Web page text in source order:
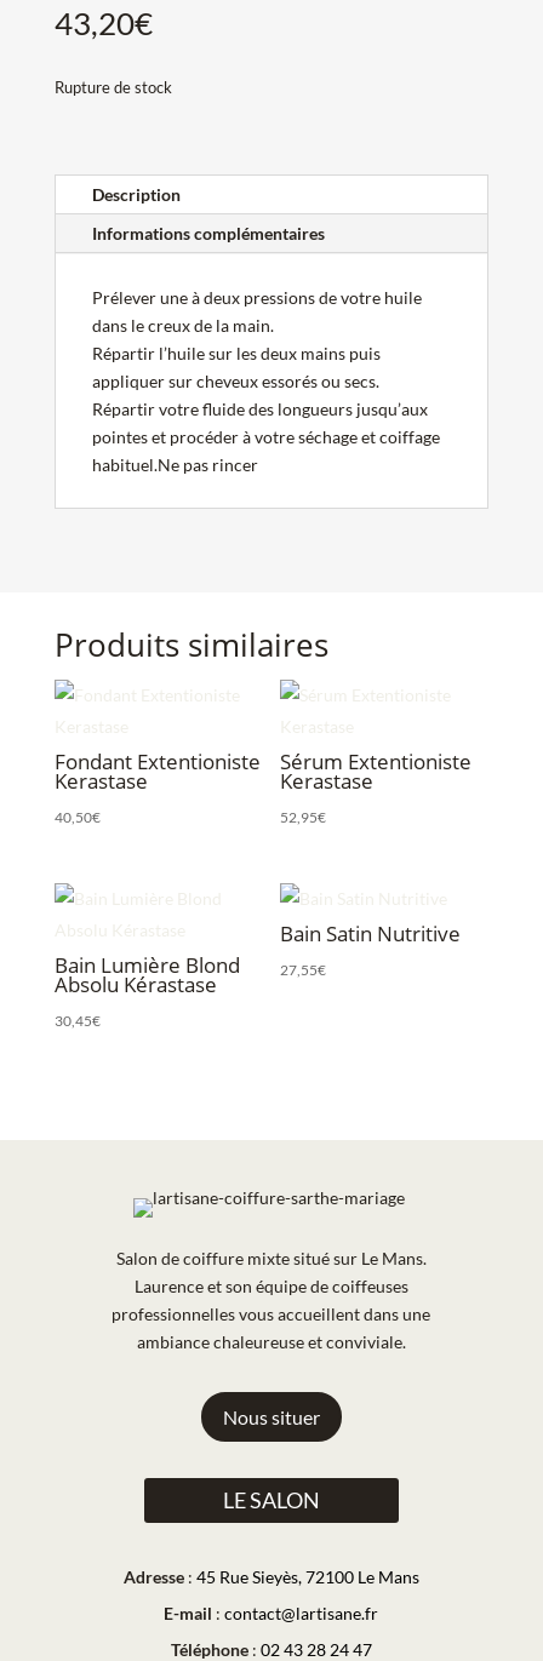
43,20€
Rupture de stock
Description
Informations complémentaires
Prélever une à deux pressions de votre huile
dans le creux de la main.
Répartir l’huile sur les deux mains puis
appliquer sur cheveux essorés ou secs.
Répartir votre fluide des longueurs jusqu’aux
pointes et procéder à votre séchage et coiffage
habituel.Ne pas rincer
Produits similaires
Fondant Extentioniste
Kerastase
40,50€
Sérum Extentioniste
Kerastase
52,95€
Bain Lumière Blond
Absolu Kérastase
30,45€
Bain Satin Nutritive
27,55€
Salon de coiffure mixte situé sur Le Mans.
Laurence et son équipe de coiffeuses
professionnelles vous accueillent dans une
ambiance chaleureuse et conviviale.
Nous situer
LE SALON
Adresse: 45 Rue Sieyès, 72100 Le Mans
E-mail :contact@lartisane.fr
Téléphone: 02 43 28 24 47